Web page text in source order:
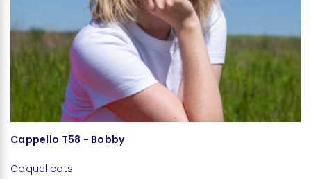
Cappello T58 - Bobby
Coquelicots